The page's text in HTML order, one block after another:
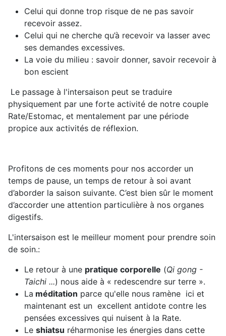
Celui qui donne trop risque de ne pas savoir
recevoir assez.
Celui qui ne cherche qu’à recevoir va lasser avec
ses demandes excessives.
La voie du milieu : savoir donner, savoir recevoir à
bon escient
Le passage à l'intersaison peut se traduire
physiquement par une forte activité de notre couple
Rate/Estomac, et mentalement par une période
propice aux activités de réflexion.
Profitons de ces moments pour nos accorder un
temps de pause, un temps de retour à soi avant
d’aborder la saison suivante. C’est bien sûr le moment
d’accorder une attention particulière à nos organes
digestifs.
L'intersaison est le meilleur moment pour prendre soin
de soin.:
Le retour à une pratique corporelle (Qi gong -
Taichi ...) nous aide à « redescendre sur terre ».
La méditation parce qu'elle nous ramène ici et
maintenant est un excellent antidote contre les
pensées excessives qui nuisent à la Rate.
Le shiatsu réharmonise les énergies dans cette